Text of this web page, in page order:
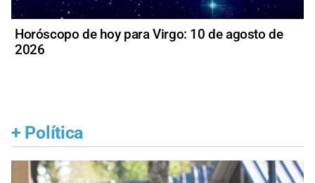
Horóscopo de hoy para Virgo: 10 de agosto de
2026
+ Política